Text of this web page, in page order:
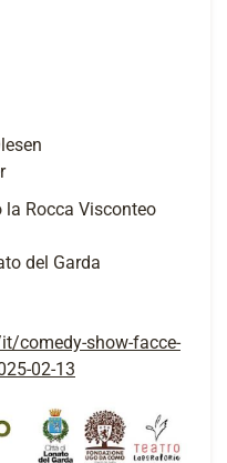
la Rocca Visconteo
del Garda
it/comedy-show-facce-
02-13